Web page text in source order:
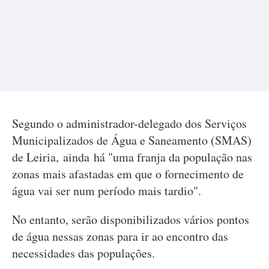
Segundo o administrador-delegado dos Serviços
Municipalizados de Água e Saneamento (SMAS)
de Leiria, ainda há "uma franja da população nas
zonas mais afastadas em que o fornecimento de
água vai ser num período mais tardio".
No entanto, serão disponibilizados vários pontos
de água nessas zonas para ir ao encontro das
necessidades das populações.